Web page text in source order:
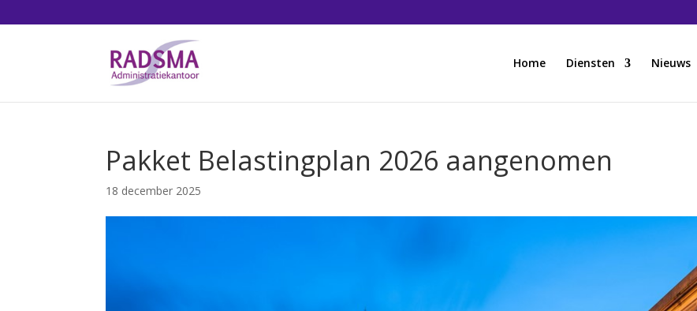
Home Diensten Nieuws
Pakket Belastingplan 2026 aangenomen
18 december 2025